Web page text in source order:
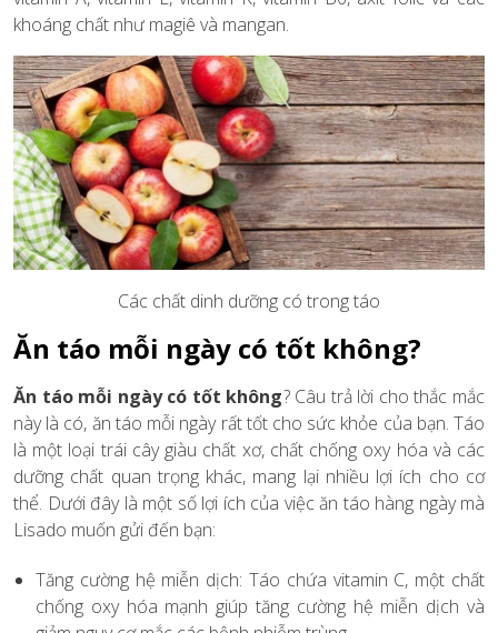
khoáng chất như magiê và mangan.
Các chất dinh dưỡng có trong táo
Ăn táo mỗi ngày có tốt không?
Ăn táo mỗi ngày có tốt không? Câu trả lời cho thắc mắc
này là có, ăn táo mỗi ngày rất tốt cho sức khỏe của bạn. Táo
là một loại trái cây giàu chất xơ, chất chống oxy hóa và các
dưỡng chất quan trọng khác, mang lại nhiều lợi ích cho cơ
thể. Dưới đây là một số lợi ích của việc ăn táo hàng ngày mà
Lisado muốn gửi đến bạn:
Tăng cường hệ miễn dịch: Táo chứa vitamin C, một chất
chống oxy hóa mạnh giúp tăng cường hệ miễn dịch và